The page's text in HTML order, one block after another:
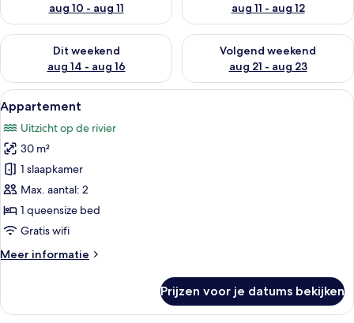
aug 10 - aug 11
aug 11 - aug 12
Dit weekend
aug 14 - aug 16
De beschikbaarheid controleren voor dit weekend aug 14 -
Volgend weekend
aug 21 - aug 23
De beschikbaarheid
Alle
foto's
voor
Appartement
laden
Een moderne hotelkamer met een
19
Appartement
Uitzicht op de rivier
30 m²
1 slaapkamer
Max. aantal: 2
1 queensize bed
Gratis wifi
Meer informatie
Meer
Prijzen voor je datums bekijken